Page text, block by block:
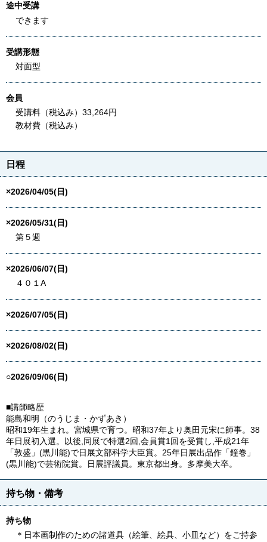
途中受講
できます
受講形態
対面型
会員
受講料（税込み）33,264円
教材費（税込み）
日程
×2026/04/05(日)
×2026/05/31(日)
第５週
×2026/06/07(日)
４０１A
×2026/07/05(日)
×2026/08/02(日)
○2026/09/06(日)
■講師略歴
能島和明（のうじま・かずあき）
昭和19年生まれ。宮城県で育つ。昭和37年より奥田元宋に師事。38
年日展初入選。以後,同展で特選2回,会員賞1回を受賞し,平成21年
「敦盛」(黒川能)で日展文部科学大臣賞。25年日展出品作「鐘巻」
(黒川能)で芸術院賞。日展評議員。東京都出身。多摩美大卒。
持ち物・備考
持ち物
＊日本画制作のための諸道具（絵筆、絵具、小皿など）をご持参